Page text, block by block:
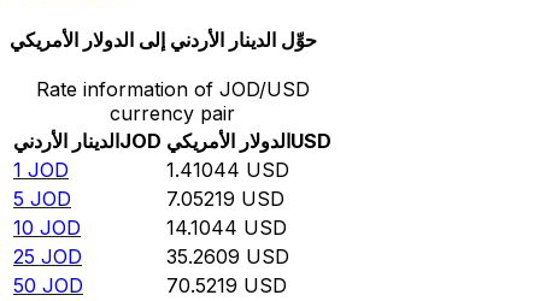
حوِّل الدينار الأردني إلى الدولار الأمريكي
Rate information of JOD/USD
currency pair
الدينار الأردنيJOD الدولار الأمريكيUSD
1 JOD 1.41044 USD
5 JOD 7.05219 USD
10 JOD 14.1044 USD
25 JOD 35.2609 USD
50 JOD 70.5219 USD